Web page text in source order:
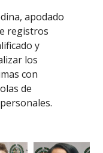
apodado
registros
y
los
con
de